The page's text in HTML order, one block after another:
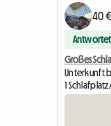
40
Antwortet
Großes
Unterkunft
1